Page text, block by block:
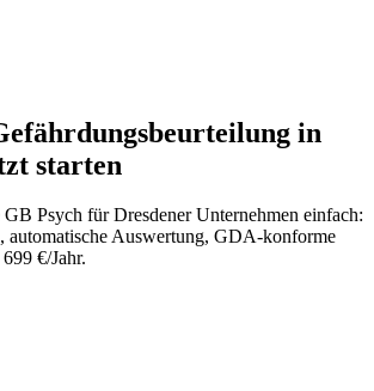
in
starten
Psych für Dresdener Unternehmen einfach:
automatische Auswertung, GDA-konforme
€/Jahr.